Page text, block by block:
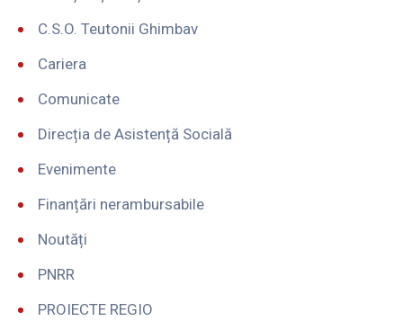
C.S.O. Teutonii Ghimbav
Cariera
Comunicate
Direcția de Asistență Socială
Evenimente
Finanțări nerambursabile
Noutăți
PNRR
PROIECTE REGIO